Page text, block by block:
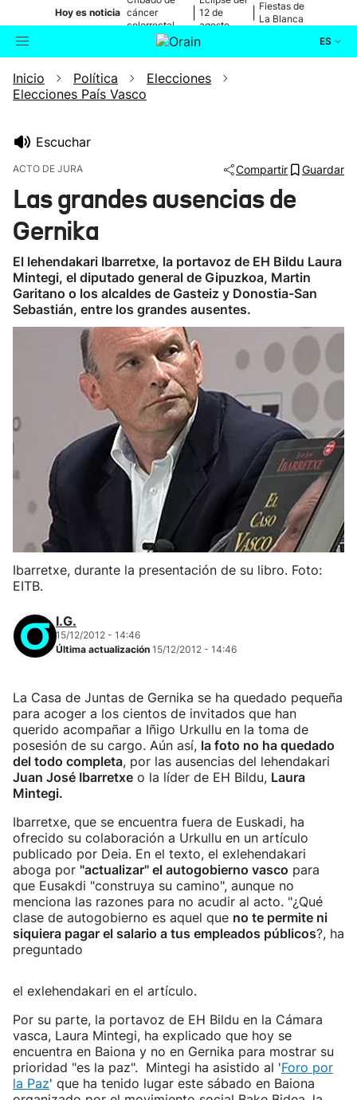
Hoy es noticia cáncer
colorrectal
12 de
agosto
Fiestas de
La Blanca
ES
Buscador Actualidad
Ikusmiran
Eguraldia
Inicio Política
Elecciones
Elecciones País Vasco
Escuchar
ACTO DE JURA Compartir Guardar
Las grandes ausencias de
Gernika
El lehendakari Ibarretxe, la portavoz de EH Bildu Laura
Mintegi, el diputado general de Gipuzkoa, Martin
Garitano o los alcaldes de Gasteiz y Donostia-San
Sebastián, entre los grandes ausentes.
Ibarretxe, durante la presentación de su libro. Foto:
EITB.
I.G.
15/12/2012 - 14:46
Última actualización 15/12/2012 - 14:46
La Casa de Juntas de Gernika se ha quedado pequeña
para acoger a los cientos de invitados que han
querido acompañar a Iñigo Urkullu en la toma de
posesión de su cargo. Aún así, la foto no ha quedado
del todo completa, por las ausencias del lehendakari
Juan José Ibarretxe o la líder de EH Bildu, Laura
Mintegi.
Ibarretxe, que se encuentra fuera de Euskadi, ha
ofrecido su colaboración a Urkullu en un artículo
publicado por Deia. En el texto, el exlehendakari
aboga por "actualizar" el autogobierno vasco para
que Eusakdi "construya su camino", aunque no
menciona las razones para no acudir al acto. "¿Qué
clase de autogobierno es aquel que no te permite ni
siquiera pagar el salario a tus empleados públicos?, ha
preguntado
el exlehendakari en el artículo.
Por su parte, la portavoz de EH Bildu en la Cámara
vasca, Laura Mintegi, ha explicado que hoy se
encuentra en Baiona y no en Gernika para mostrar su
prioridad "es la paz". Mintegi ha asistido al 'Foro por
la Paz' que ha tenido lugar este sábado en Baiona